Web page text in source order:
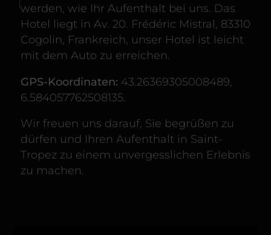
werden, wie Ihr Aufenthalt bei uns. Das
Hotel liegt in Av. 20. Frédéric Mistral, 83310
Cogolin, Frankreich, unser Hotel ist leicht
mit dem Auto zu erreichen.
GPS-Koordinaten: 43.26369305008489,
6.584057762508135.
Wir freuen uns darauf, Sie begrüßen zu
dürfen und Ihren Aufenthalt in Saint-
Tropez zu einem unvergesslichen Erlebnis
zu machen.